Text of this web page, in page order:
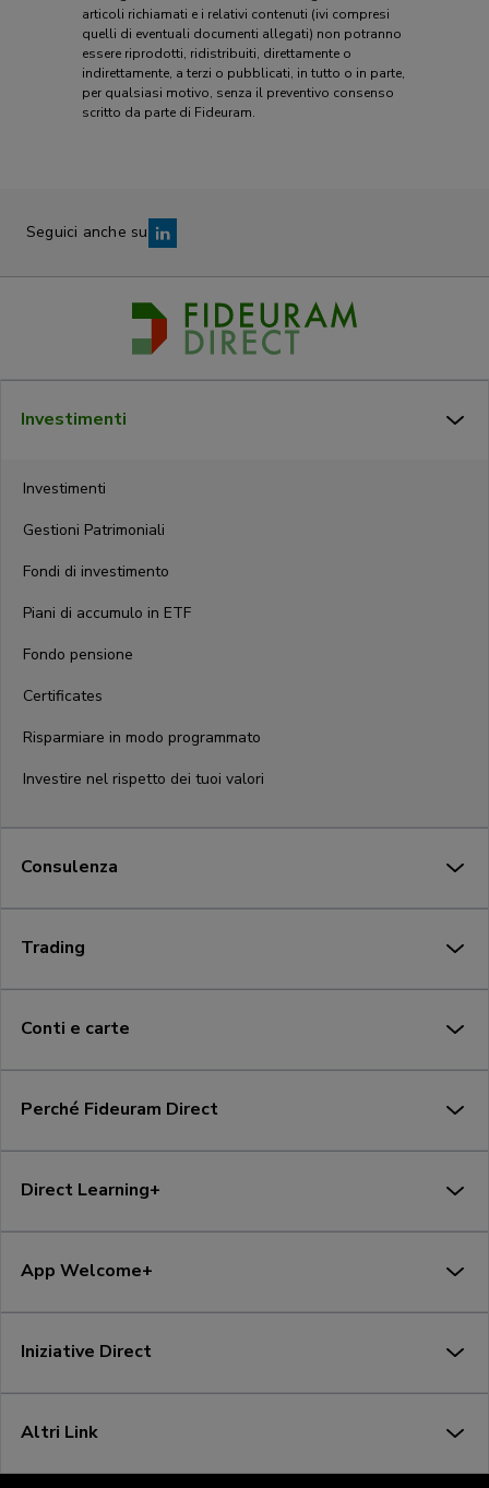
articoli richiamati e i relativi contenuti (ivi compresi
quelli di eventuali documenti allegati) non potranno
essere riprodotti, ridistribuiti, direttamente o
indirettamente, a terzi o pubblicati, in tutto o in parte,
per qualsiasi motivo, senza il preventivo consenso
scritto da parte di Fideuram.
Seguici anche su
Investimenti
Investimenti
Gestioni Patrimoniali
Fondi di investimento
Piani di accumulo in ETF
Fondo pensione
Certificates
Risparmiare in modo programmato
Investire nel rispetto dei tuoi valori
Consulenza
Trading
Conti e carte
Perché Fideuram Direct
Direct Learning+
App Welcome+
Iniziative Direct
Altri Link